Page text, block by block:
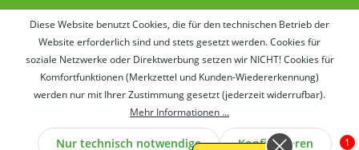
Diese Website benutzt Cookies, die für den technischen Betrieb der
Website erforderlich sind und stets gesetzt werden. Cookies für
soziale Netzwerke oder Direktwerbung setzen wir NICHT! Cookies für
Komfortfunktionen (Merkzettel und Kunden-Wiedererkennung)
werden nur mit Ihrer Zustimmung gesetzt (jederzeit widerrufbar).
Mehr Informationen ...
Nur technisch notwendige Konfigurieren 1